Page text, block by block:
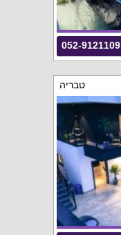
052-9121109
טבריה